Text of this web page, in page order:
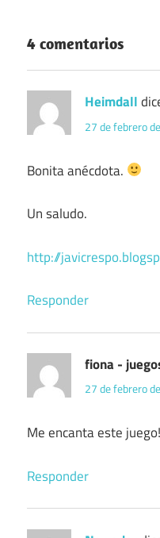
4 comentarios
Heimdall
27 de febrero
Bonita anécdota.
Un saludo.
http://
Responder
fiona -
27 de febrero
Me encanta este
Responder